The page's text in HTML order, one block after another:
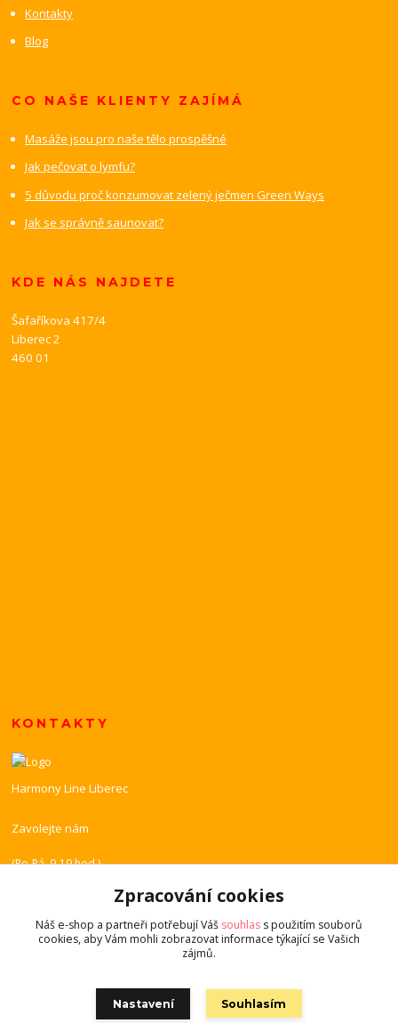
Kontakty
Blog
CO NAŠE KLIENTY ZAJÍMÁ
Masáže jsou pro naše tělo prospěšné
Jak pečovat o lymfu?
5 důvodu proč konzumovat zelený ječmen Green Ways
Jak se správně saunovat?
KDE NÁS NAJDETE
Šafaříkova 417/4
Liberec 2
460 01
KONTAKTY
Harmony Line Liberec
Zavolejte nám
(Po-Pá, 9-19 hod.)
harmony-line@volny.cz
Zpracování cookies
Náš e-shop a partneři potřebují Váš souhlas s použitím souborů
cookies, aby Vám mohli zobrazovat informace týkající se Vašich
zájmů.
Nastavení Souhlasím